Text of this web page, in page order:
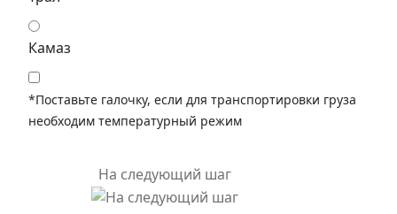
Камаз
*Поставьте галочку, если для транспортировки груза
необходим температурный режим
На следующий шаг